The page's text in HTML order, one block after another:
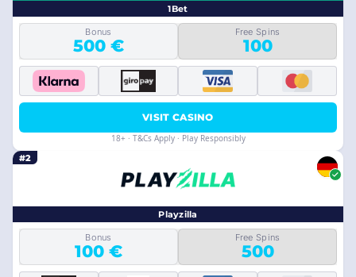
1Bet
Bonus
500 €
Free Spins
100
VISIT CASINO
18+ · T&Cs Apply · Play Responsibly
#2
Playzilla
Bonus
100 €
Free Spins
500